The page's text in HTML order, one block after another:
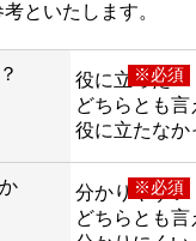
といたします。
※必須
役に立った
どちらとも言
役に立たなか
※必須
分かりやすい
どちらとも言